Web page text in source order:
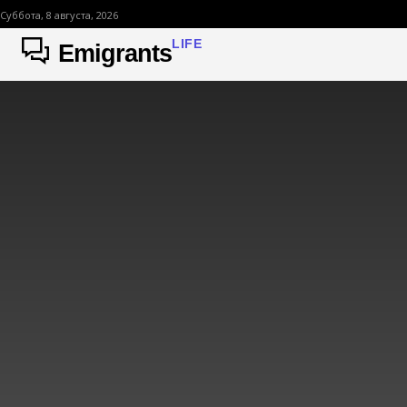
Суббота, 8 августа, 2026
EmigrantsLIFE